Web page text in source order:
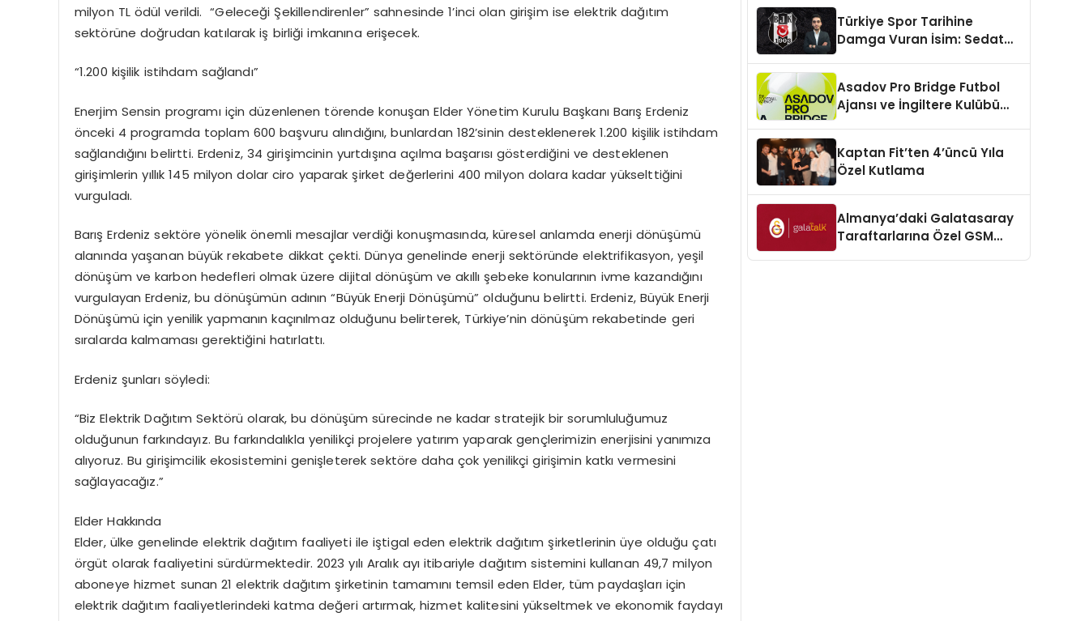
milyon TL ödül verildi. “Geleceği Şekillendirenler” sahnesinde 1’inci olan girişim ise elektrik dağıtım
sektörüne doğrudan katılarak iş birliği imkanına erişecek.
“1.200 kişilik istihdam sağlandı”
Enerjim Sensin programı için düzenlenen törende konuşan Elder Yönetim Kurulu Başkanı Barış Erdeniz
önceki 4 programda toplam 600 başvuru alındığını, bunlardan 182’sinin desteklenerek 1.200 kişilik istihdam
sağlandığını belirtti. Erdeniz, 34 girişimcinin yurtdışına açılma başarısı gösterdiğini ve desteklenen
girişimlerin yıllık 145 milyon dolar ciro yaparak şirket değerlerini 400 milyon dolara kadar yükselttiğini
vurguladı.
Barış Erdeniz sektöre yönelik önemli mesajlar verdiği konuşmasında, küresel anlamda enerji dönüşümü
alanında yaşanan büyük rekabete dikkat çekti. Dünya genelinde enerji sektöründe elektrifikasyon, yeşil
dönüşüm ve karbon hedefleri olmak üzere dijital dönüşüm ve akıllı şebeke konularının ivme kazandığını
vurgulayan Erdeniz, bu dönüşümün adının “Büyük Enerji Dönüşümü” olduğunu belirtti. Erdeniz, Büyük Enerji
Dönüşümü için yenilik yapmanın kaçınılmaz olduğunu belirterek, Türkiye’nin dönüşüm rekabetinde geri
sıralarda kalmaması gerektiğini hatırlattı.
Erdeniz şunları söyledi:
“Biz Elektrik Dağıtım Sektörü olarak, bu dönüşüm sürecinde ne kadar stratejik bir sorumluluğumuz
olduğunun farkındayız. Bu farkındalıkla yenilikçi projelere yatırım yaparak gençlerimizin enerjisini yanımıza
alıyoruz. Bu girişimcilik ekosistemini genişleterek sektöre daha çok yenilikçi girişimin katkı vermesini
sağlayacağız.”
Elder Hakkında
Elder, ülke genelinde elektrik dağıtım faaliyeti ile iştigal eden elektrik dağıtım şirketlerinin üye olduğu çatı
örgüt olarak faaliyetini sürdürmektedir. 2023 yılı Aralık ayı itibariyle dağıtım sistemini kullanan 49,7 milyon
aboneye hizmet sunan 21 elektrik dağıtım şirketinin tamamını temsil eden Elder, tüm paydaşları için
elektrik dağıtım faaliyetlerindeki katma değeri artırmak, hizmet kalitesini yükseltmek ve ekonomik faydayı
Türkiye Spor Tarihine
Damga Vuran İsim: Sedat
Asadov Pro Bridge Futbol
Ajansı ve İngiltere Kulübü
Kaptan Fit’ten 4’üncü Yıla
Özel Kutlama
Almanya’daki Galatasaray
Taraftarlarına Özel GSM